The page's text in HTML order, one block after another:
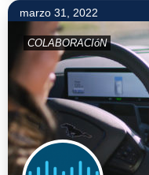
marzo 31, 2022
COLABORACIóN